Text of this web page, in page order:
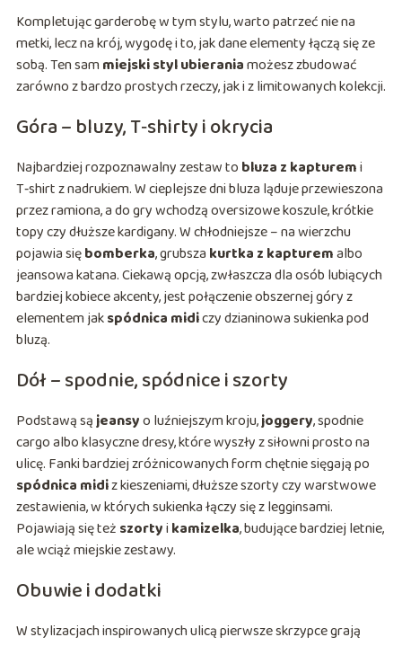
Kompletując garderobę w tym stylu, warto patrzeć nie na
metki, lecz na krój, wygodę i to, jak dane elementy łączą się ze
sobą. Ten sammiejski styl ubieraniamożesz zbudować
zarówno z bardzo prostych rzeczy, jak i z limitowanych kolekcji.
Góra – bluzy, T‑shirty i okrycia
Najbardziej rozpoznawalny zestaw to bluza z kapturemi
T‑shirt z nadrukiem. W cieplejsze dni bluza ląduje przewieszona
przez ramiona, a do gry wchodzą oversizowe koszule, krótkie
topy czy dłuższe kardigany. W chłodniejsze – na wierzchu
pojawia siębomberka, grubsza kurtka z kapturemalbo
jeansowa katana. Ciekawą opcją, zwłaszcza dla osób lubiących
bardziej kobiece akcenty, jest połączenie obszernej góry z
elementem jakspódnica midiczy dzianinowa sukienka pod
bluzą.
Dół – spodnie, spódnice i szorty
Podstawą sąjeansyo luźniejszym kroju,joggery, spodnie
cargo albo klasyczne dresy, które wyszły z siłowni prosto na
ulicę. Fanki bardziej zróżnicowanych form chętnie sięgają po
spódnica midiz kieszeniami, dłuższe szorty czy warstwowe
zestawienia, w których sukienka łączy się z legginsami.
Pojawiają się też szortyi kamizelka, budujące bardziej letnie,
ale wciąż miejskie zestawy.
Obuwie i dodatki
W stylizacjach inspirowanych ulicą pierwsze skrzypce grają